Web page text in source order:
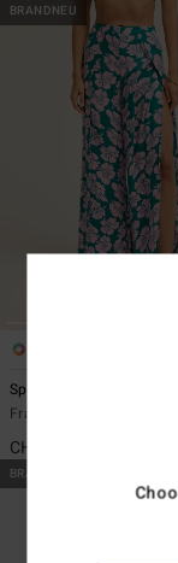
BRANDNEU
Split Spirit
Frauen Grün Hose mit
CHF 69,00
BRANDNEU